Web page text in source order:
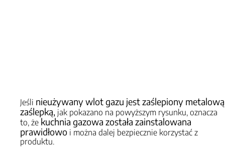
Jeśli nieużywany wlot gazu jest zaślepiony metalową
zaślepką, jak pokazano na powyższym rysunku, oznacza
to, że kuchnia gazowa została zainstalowana
prawidłowo i można dalej bezpiecznie korzystać z
produktu.